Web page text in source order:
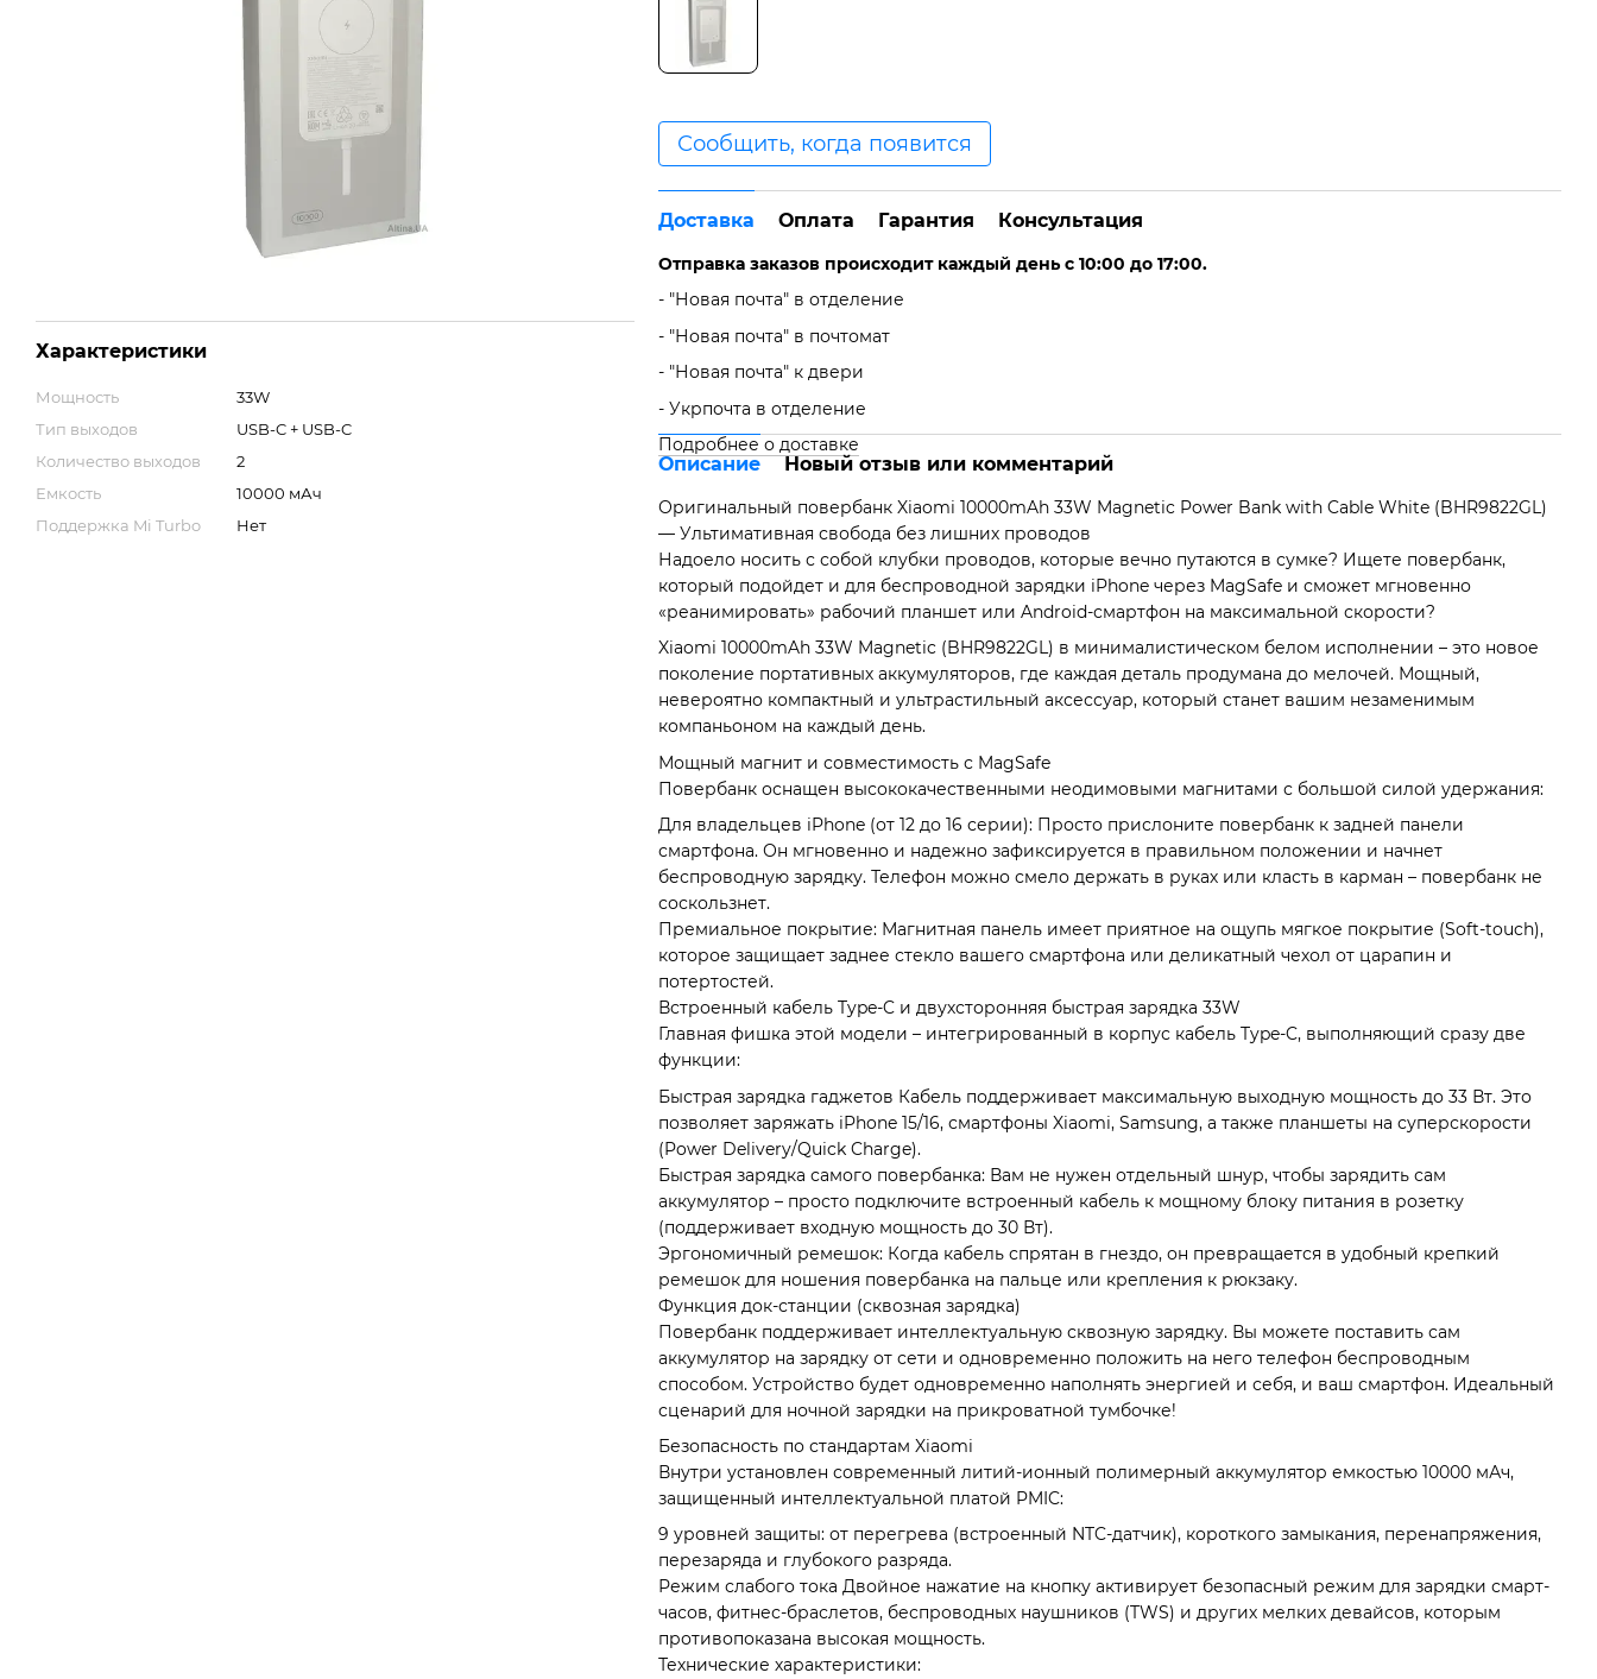
Характеристики
Мощность
33W
Тип выходов
USB-C + USB-C
Количество выходов
2
Емкость
10000 мАч
Поддержка Mi Turbo
Нет
Сообщить, когда появится
Доставка Оплата Гарантия Консультация
Отправка заказов происходит каждый день с 10:00 до 17:00.
- "Новая почта" в отделение
- "Новая почта" в почтомат
- "Новая почта" к двери
- Укрпочта в отделение
Подробнее о доставке
Описание Новый отзыв или комментарий
Оригинальный повербанк Xiaomi 10000mAh 33W Magnetic Power Bank with Cable White (BHR9822GL)
— Ультимативная свобода без лишних проводов
Надоело носить с собой клубки проводов, которые вечно путаются в сумке? Ищете повербанк,
который подойдет и для беспроводной зарядки iPhone через MagSafe и сможет мгновенно
«реанимировать» рабочий планшет или Android-смартфон на максимальной скорости?
Xiaomi 10000mAh 33W Magnetic (BHR9822GL) в минималистическом белом исполнении – это новое
поколение портативных аккумуляторов, где каждая деталь продумана до мелочей. Мощный,
невероятно компактный и ультрастильный аксессуар, который станет вашим незаменимым
компаньоном на каждый день.
Мощный магнит и совместимость с MagSafe
Повербанк оснащен высококачественными неодимовыми магнитами с большой силой удержания:
Для владельцев iPhone (от 12 до 16 серии): Просто прислоните повербанк к задней панели
смартфона. Он мгновенно и надежно зафиксируется в правильном положении и начнет
беспроводную зарядку. Телефон можно смело держать в руках или класть в карман – повербанк не
соскользнет.
Премиальное покрытие: Магнитная панель имеет приятное на ощупь мягкое покрытие (Soft-touch),
которое защищает заднее стекло вашего смартфона или деликатный чехол от царапин и
потертостей.
Встроенный кабель Type-C и двухсторонняя быстрая зарядка 33W
Главная фишка этой модели – интегрированный в корпус кабель Type-C, выполняющий сразу две
функции:
Быстрая зарядка гаджетов Кабель поддерживает максимальную выходную мощность до 33 Вт. Это
позволяет заряжать iPhone 15/16, смартфоны Xiaomi, Samsung, а также планшеты на суперскорости
(Power Delivery/Quick Charge).
Быстрая зарядка самого повербанка: Вам не нужен отдельный шнур, чтобы зарядить сам
аккумулятор – просто подключите встроенный кабель к мощному блоку питания в розетку
(поддерживает входную мощность до 30 Вт).
Эргономичный ремешок: Когда кабель спрятан в гнездо, он превращается в удобный крепкий
ремешок для ношения повербанка на пальце или крепления к рюкзаку.
Функция док-станции (сквозная зарядка)
Повербанк поддерживает интеллектуальную сквозную зарядку. Вы можете поставить сам
аккумулятор на зарядку от сети и одновременно положить на него телефон беспроводным
способом. Устройство будет одновременно наполнять энергией и себя, и ваш смартфон. Идеальный
сценарий для ночной зарядки на прикроватной тумбочке!
Безопасность по стандартам Xiaomi
Внутри установлен современный литий-ионный полимерный аккумулятор емкостью 10000 мАч,
защищенный интеллектуальной платой PMIC:
9 уровней защиты: от перегрева (встроенный NTC-датчик), короткого замыкания, перенапряжения,
перезаряда и глубокого разряда.
Режим слабого тока Двойное нажатие на кнопку активирует безопасный режим для зарядки смарт-
часов, фитнес-браслетов, беспроводных наушников (TWS) и других мелких девайсов, которым
противопоказана высокая мощность.
Технические характеристики: